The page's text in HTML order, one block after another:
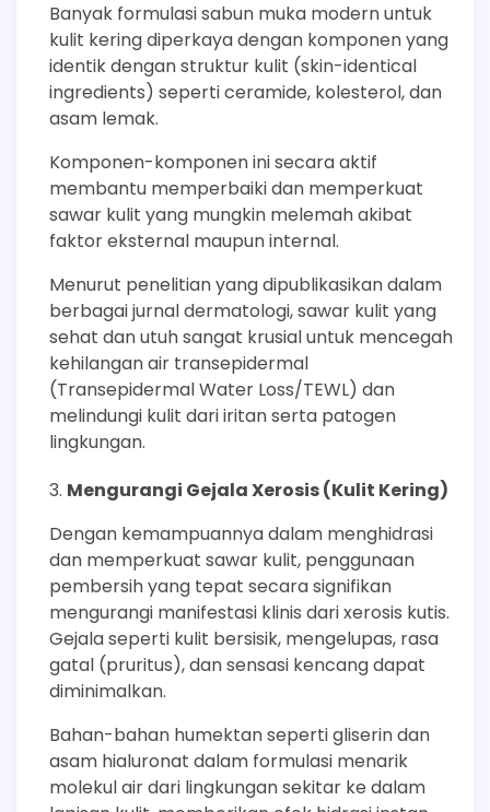
Banyak formulasi sabun muka modern untuk
kulit kering diperkaya dengan komponen yang
identik dengan struktur kulit (skin-identical
ingredients) seperti ceramide, kolesterol, dan
asam lemak.
Komponen-komponen ini secara aktif
membantu memperbaiki dan memperkuat
sawar kulit yang mungkin melemah akibat
faktor eksternal maupun internal.
Menurut penelitian yang dipublikasikan dalam
berbagai jurnal dermatologi, sawar kulit yang
sehat dan utuh sangat krusial untuk mencegah
kehilangan air transepidermal
(Transepidermal Water Loss/TEWL) dan
melindungi kulit dari iritan serta patogen
lingkungan.
Mengurangi Gejala Xerosis (Kulit Kering)
Dengan kemampuannya dalam menghidrasi
dan memperkuat sawar kulit, penggunaan
pembersih yang tepat secara signifikan
mengurangi manifestasi klinis dari xerosis kutis.
Gejala seperti kulit bersisik, mengelupas, rasa
gatal (pruritus), dan sensasi kencang dapat
diminimalkan.
Bahan-bahan humektan seperti gliserin dan
asam hialuronat dalam formulasi menarik
molekul air dari lingkungan sekitar ke dalam